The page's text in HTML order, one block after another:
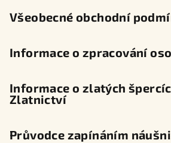
Všeobecné obchodní
Informace o zpracování
Informace o zlatých
Zlatnictví
Průvodce zapínáním